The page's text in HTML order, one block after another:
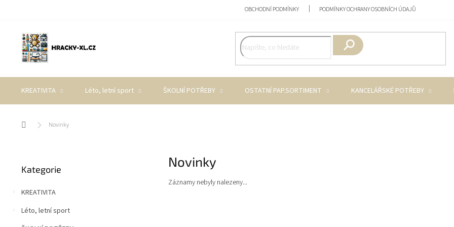
OBCHODNÍ PODMÍNKY PODMÍNKY OCHRANY OSOBNÍCH ÚDAJŮ
KREATIVITA Léto, letní sport ŠKOLNÍ POTŘEBY OSTATNÍ PAP.SORTIMENT KANCELÁŘSKÉ POTŘEBY
Domů Novinky
s
r
a
kategorie
Kategorie
KREATIVITA
Léto, letní sport
Novinky
Záznamy nebyly nalezeny...